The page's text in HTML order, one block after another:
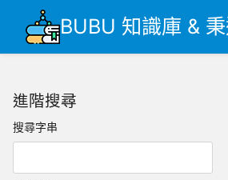
BUBU 知識庫 &
進階搜尋
搜尋字串